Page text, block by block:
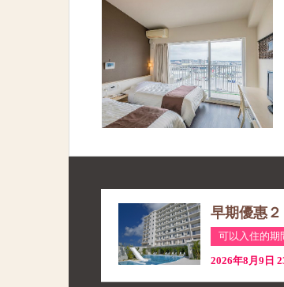
早期優惠
可以入住的期
2026年8月9日